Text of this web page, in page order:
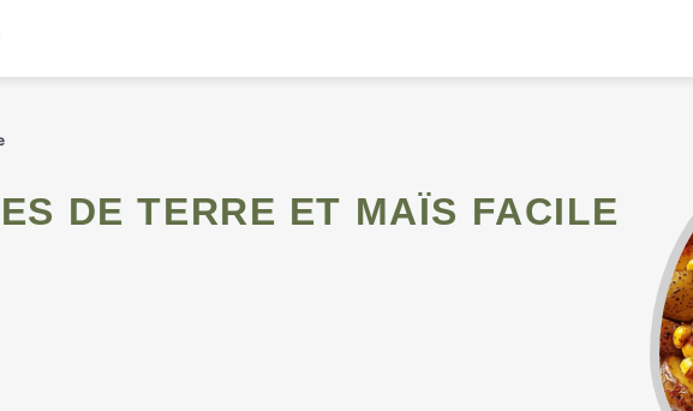
DE TERRE ET MAÏS FACILE